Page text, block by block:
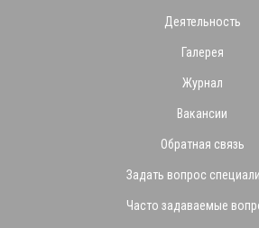
Деятельность
Галерея
Журнал
Вакансии
Обратная связь
Задать вопрос
Часто задаваемые